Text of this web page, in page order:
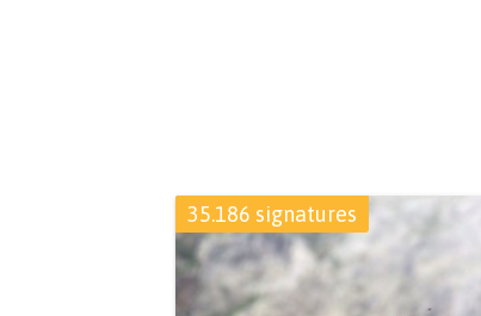
35.186 signatures